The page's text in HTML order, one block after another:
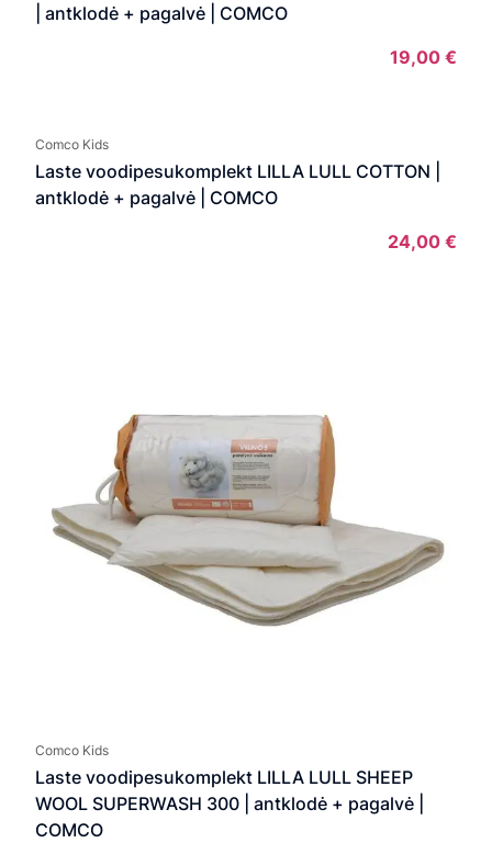
| antklodė + pagalvė | COMCO
19,00 €
Comco Kids
Laste voodipesukomplekt LILLA LULL COTTON |
antklodė + pagalvė | COMCO
24,00 €
Comco Kids
Laste voodipesukomplekt LILLA LULL SHEEP
WOOL SUPERWASH 300 | antklodė + pagalvė |
COMCO